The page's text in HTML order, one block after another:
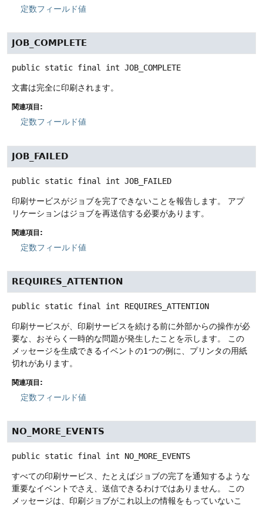
定数フィールド値
JOB_COMPLETE
public static final int JOB_COMPLETE
文書は完全に印刷されます。
関連項目:
定数フィールド値
JOB_FAILED
public static final int JOB_FAILED
印刷サービスがジョブを完了できないことを報告します。
アプ
リケーションはジョブを再送信する必要があります。
関連項目:
定数フィールド値
REQUIRES_ATTENTION
public static final int REQUIRES_ATTENTION
印刷サービスが、印刷サービスを続ける前に外部からの操作が必
要な、おそらく一時的な問題が発生したことを示します。
この
メッセージを生成できるイベントの1つの例に、プリンタの用紙
切れがあります。
関連項目:
定数フィールド値
NO_MORE_EVENTS
public static final int NO_MORE_EVENTS
すべての印刷サービス、たとえばジョブの完了を通知するような
重要なイベントでさえ、送信できるわけではありません。
この
メッセージは、印刷ジョブがこれ以上の情報をもっていないこ